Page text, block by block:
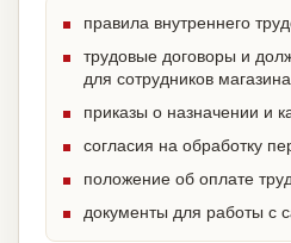
правила внутреннего
трудовые договоры и
для сотрудников
приказы о назначении и
согласия на обработку
положение об оплате
документы для работы с